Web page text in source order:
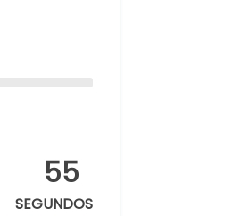
54
SEGUNDOS